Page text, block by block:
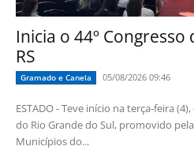
Inicia o 44º
RS
Gramado e Canela 05/08/2026 09:46
ESTADO - Teve início na terça-feira
do Rio Grande do Sul, promovido
Municípios do...